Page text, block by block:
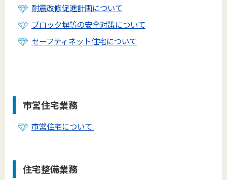
耐震改修促進計画について
ブロック塀等の安全対策について
セーフティネット住宅について
市営住宅業務
市営住宅について
住宅整備業務